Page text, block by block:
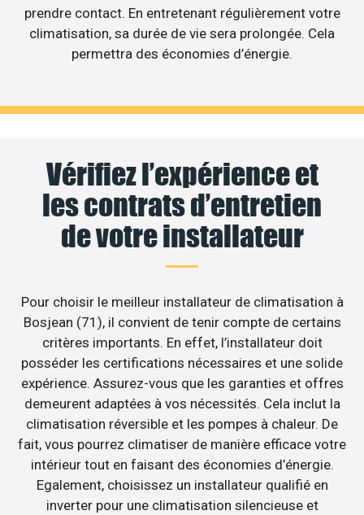
prendre contact. En entretenant régulièrement votre
climatisation, sa durée de vie sera prolongée. Cela
permettra des économies d’énergie.
Vérifiez l’expérience et
les contrats d’entretien
de votre installateur
Pour choisir le meilleur installateur de climatisation à
Bosjean (71), il convient de tenir compte de certains
critères importants. En effet, l’installateur doit
posséder les certifications nécessaires et une solide
expérience. Assurez-vous que les garanties et offres
demeurent adaptées à vos nécessités. Cela inclut la
climatisation réversible et les pompes à chaleur. De
fait, vous pourrez climatiser de manière efficace votre
intérieur tout en faisant des économies d’énergie.
Egalement, choisissez un installateur qualifié en
inverter pour une climatisation silencieuse et